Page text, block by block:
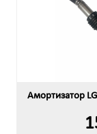
Амортизатор